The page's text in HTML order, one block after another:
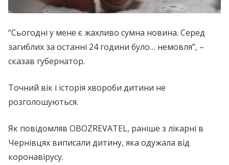
“Сьогодні у мене є жахливо сумна новина. Серед
загиблих за останні 24 години було… немовля”, –
сказав губернатор.
Точний вік і історія хвороби дитини не
розголошуються.
Як повідомляв OBOZREVATEL, раніше з лікарні в
Чернівцях виписали дитину, яка одужала від
коронавірусу.